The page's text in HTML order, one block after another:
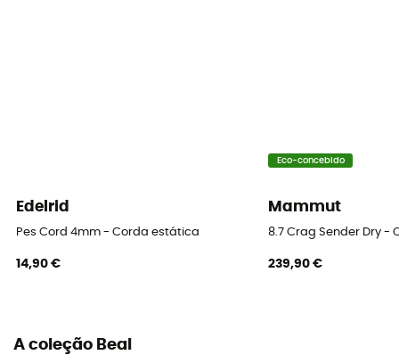
Alongamento estático
2% / 50%
Proporção da bainha
Edelrid
Pes Cord 4mm - Corda estática
14,90 €
Eco-concebido
Mammut
8.7 Crag Sender Dry -
239,90 €
A coleção Beal